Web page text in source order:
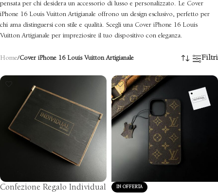
pensata per chi desidera un accessorio di lusso e personalizzato. Le Cover
iPhone 16 Louis Vuitton Artigianale offrono un design esclusivo, perfetto per
chi ama distinguersi con stile e qualità. Scegli una Cover iPhone 16 Louis
Vuitton Artigianale per impreziosire il tuo dispositivo con eleganza.
Home/Cover iPhone 16 Louis Vuitton Artigianale Filtri
Confezione Regalo Individual
IN OFFERTA